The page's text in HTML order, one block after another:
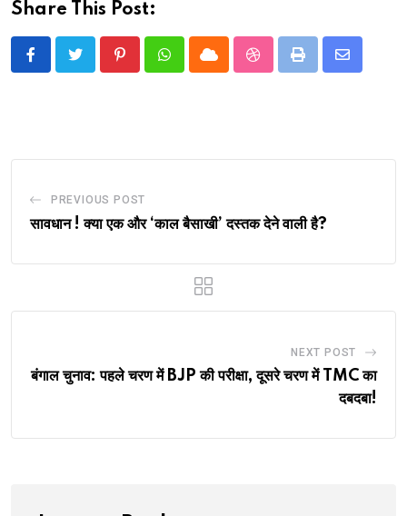
Share This Post:
PinterestWhatsappCloud StumbleUpon
Print
Share
PREVIOUS POST
सावधान ! क्या एक और ‘काल बैसाखी’ दस्तक देने वाली है?
NEXT POST
बंगाल चुनाव: पहले चरण में BJP की परीक्षा, दूसरे चरण में TMC का
दबदबा!